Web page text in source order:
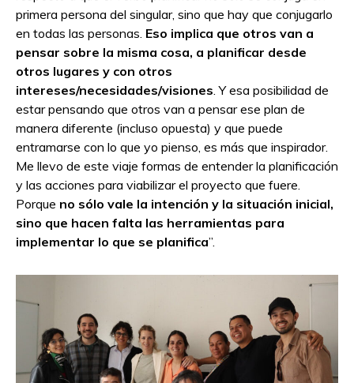
primera persona del singular, sino que hay que conjugarlo
en todas las personas. Eso implica que otros van a
pensar sobre la misma cosa, a planificar desde
otros lugares y con otros
intereses/necesidades/visiones. Y esa posibilidad de
estar pensando que otros van a pensar ese plan de
manera diferente (incluso opuesta) y que puede
entramarse con lo que yo pienso, es más que inspirador.
Me llevo de este viaje formas de entender la planificación
y las acciones para viabilizar el proyecto que fuere.
Porque no sólo vale la intención y la situación inicial,
sino que hacen falta las herramientas para
implementar lo que se planifica”.